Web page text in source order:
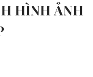
HÌNH ẢNH